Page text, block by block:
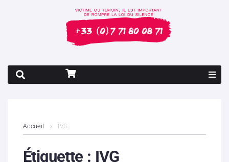
Contenus litigieux
Accueil IVG
Étiquette : IVG